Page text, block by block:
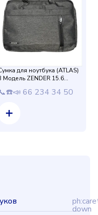
для ноутбука (ATLAS)
Модель ZENDER 15.6
66 234 34 50
down